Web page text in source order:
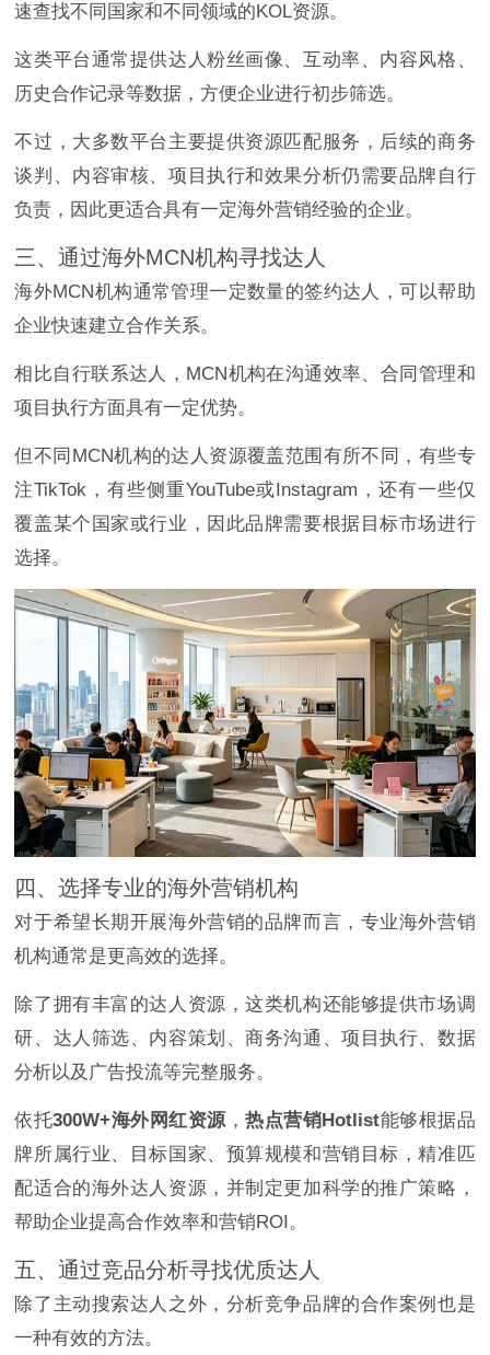
速查找不同国家和不同领域的KOL资源。
这类平台通常提供达人粉丝画像、互动率、内容风格、
历史合作记录等数据，方便企业进行初步筛选。
不过，大多数平台主要提供资源匹配服务，后续的商务
谈判、内容审核、项目执行和效果分析仍需要品牌自行
负责，因此更适合具有一定海外营销经验的企业。
三、通过海外MCN机构寻找达人
海外MCN机构通常管理一定数量的签约达人，可以帮助
企业快速建立合作关系。
相比自行联系达人，MCN机构在沟通效率、合同管理和
项目执行方面具有一定优势。
但不同MCN机构的达人资源覆盖范围有所不同，有些专
注TikTok，有些侧重YouTube或Instagram，还有一些仅
覆盖某个国家或行业，因此品牌需要根据目标市场进行
选择。
四、选择专业的海外营销机构
对于希望长期开展海外营销的品牌而言，专业海外营销
机构通常是更高效的选择。
除了拥有丰富的达人资源，这类机构还能够提供市场调
研、达人筛选、内容策划、商务沟通、项目执行、数据
分析以及广告投流等完整服务。
依托300W+海外网红资源 ，热点营销Hotlist能够根据品
牌所属行业、目标国家、预算规模和营销目标，精准匹
配适合的海外达人资源，并制定更加科学的推广策略，
帮助企业提高合作效率和营销ROI。
五、通过竞品分析寻找优质达人
除了主动搜索达人之外，分析竞争品牌的合作案例也是
一种有效的方法。